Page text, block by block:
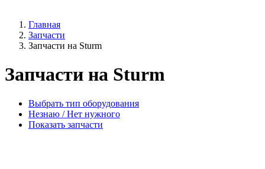
Главная
Запчасти
Запчасти на Sturm
Запчасти на Sturm
Выбрать тип оборудования
Незнаю / Нет нужного
Показать запчасти